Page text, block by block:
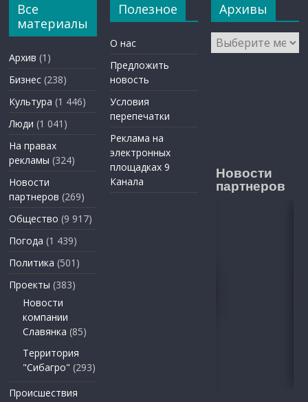
Все
материалы
Архив (1)
Бизнес (238)
Культура (1 446)
Люди (1 041)
На правах
рекламы (324)
Новости
партнеров (269)
Общество (9 917)
Погода (1 439)
Политика (501)
Проекты (383)
Новости
компании
Славянка (85)
Территория
"Сибагро" (293)
Происшествия
Полезное
О нас
Предложить
новость
Условия
перепечатки
Реклама на
электронных
площадках 9
Канала
Архивы
Архивы
Новости
партнеров